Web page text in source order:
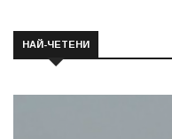
НАЙ-ЧЕТЕНИ